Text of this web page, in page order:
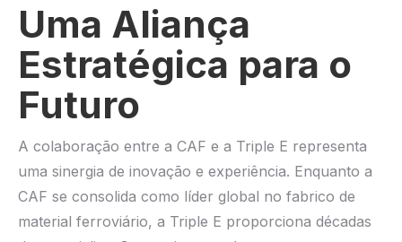
Uma Aliança
Estratégica para o
Futuro
A colaboração entre a CAF e a Triple E representa
uma sinergia de inovação e experiência. Enquanto a
CAF se consolida como líder global no fabrico de
material ferroviário, a Triple E proporciona décadas